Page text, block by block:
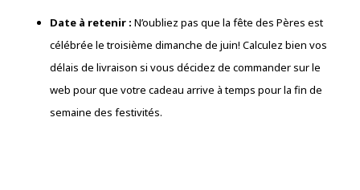
Date à retenir : N’oubliez pas que la fête des Pères est
célébrée le troisième dimanche de juin! Calculez bien vos
délais de livraison si vous décidez de commander sur le
web pour que votre cadeau arrive à temps pour la fin de
semaine des festivités.